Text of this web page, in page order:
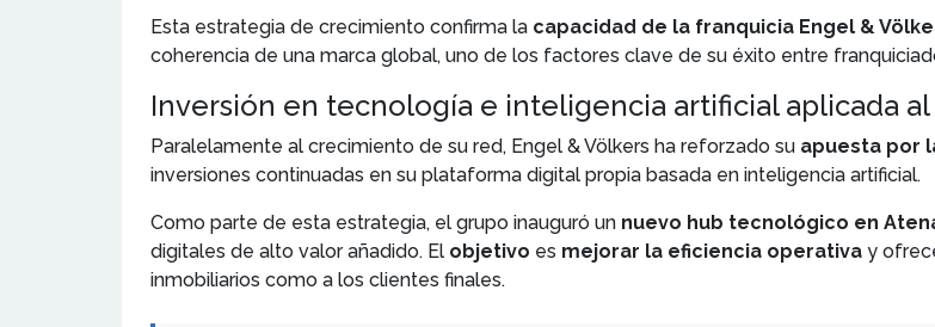
Esta estrategia de crecimiento confirma la capacidad de la franquicia Engel &
coherencia de una marca global, uno de los factores clave de su éxito entre
Inversión en tecnología e inteligencia artificial aplicada
Paralelamente al crecimiento de su red, Engel & Völkers ha reforzado su apuesta por
inversiones continuadas en su plataforma digital propia basada en inteligencia artificial.
Como parte de esta estrategia, el grupo inauguró un nuevo hub tecnológico en
digitales de alto valor añadido. El objetivo es mejorar la eficiencia operativa y
inmobiliarios como a los clientes finales.